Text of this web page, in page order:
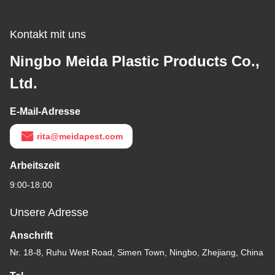
Kontakt mit uns
Ningbo Meida Plastic Products Co.,
Ltd.
E-Mail-Adresse
rita@meidapest.com
Arbeitszeit
9:00-18:00
Unsere Adresse
Anschrift
Nr. 18-8, Ruhu West Road, Simen Town, Ningbo, Zhejiang, China